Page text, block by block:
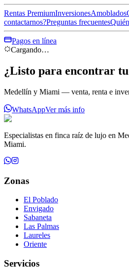
Rentas PremiumInversionesAmoblados
contactarnos?Preguntas frecuentes
Pagos en línea
Cargando…
¿Listo para encontrar
Medellín y Miami — venta, renta e
WhatsAppVer más info
Especialistas en finca raíz de lujo en
Miami.
Zonas
El Poblado
Envigado
Sabaneta
Las Palmas
Laureles
Oriente
Servicios